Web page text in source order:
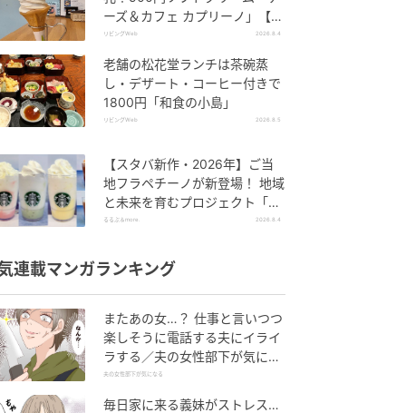
ーズ＆カフェ カプリーノ」【す
すきの】
リビングWeb 2026.8.4
老舗の松花堂ランチは茶碗蒸
し・デザート・コーヒー付きで
1800円「和食の小島」
リビングWeb 2026.8.5
【スタバ新作・2026年】ご当
地フラペチーノが新登場！ 地域
と未来を育むプロジェクト「ST
ARBUCKS JIMOTO PROGRA
動。6種類を飲んで実食レポー
ト
るるぶ＆more. 2026.8.4
連載マンガランキング
またあの女…？ 仕事と言いつつ
楽しそうに電話する夫にイライ
ラする／夫の女性部下が気にな
る（1）【夫婦の危機 まんが】
夫の女性部下が気になる
毎日家に来る義妹がストレス…